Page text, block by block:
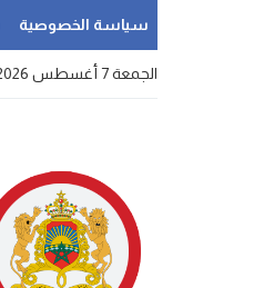
سياسة الخصوصية
الجمعة 7 أغسطس 2026 - 9:29 صباحًا